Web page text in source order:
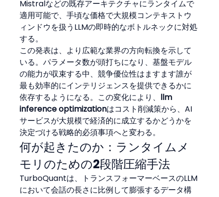
Mistralなどの既存アーキテクチャにランタイムで
適用可能で、手頃な価格で大規模コンテキストウ
ィンドウを扱うLLMの即時的なボトルネックに対処
する。
この発表は、より広範な業界の方向転換を示して
いる。パラメータ数が頭打ちになり、基盤モデル
の能力が収束する中、競争優位性はますます誰が
最も効率的にインテリジェンスを提供できるかに
依存するようになる。この変化により、 llm
inference optimizationはコスト削減策から、AI
サービスが大規模で経済的に成立するかどうかを
決定づける戦略的必須事項へと変わる。
何が起きたのか：ランタイムメ
モリのための2段階圧縮手法
TurboQuantは、トランスフォーマーベースのLLM
において会話の長さに比例して膨張するデータ構